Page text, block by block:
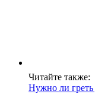
Читайте также:
Нужно ли греть